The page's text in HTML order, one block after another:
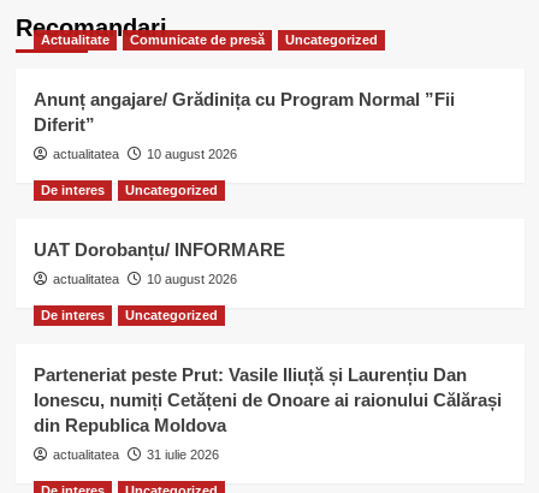
Recomandari
Actualitate Comunicate de presă Uncategorized
Anunț angajare/ Grădinița cu Program Normal ”Fii
Diferit”
actualitatea 10 august 2026
De interes Uncategorized
UAT Dorobanțu/ INFORMARE
actualitatea 10 august 2026
De interes Uncategorized
Parteneriat peste Prut: Vasile Iliuță și Laurențiu Dan
Ionescu, numiți Cetățeni de Onoare ai raionului Călărași
din Republica Moldova
actualitatea 31 iulie 2026